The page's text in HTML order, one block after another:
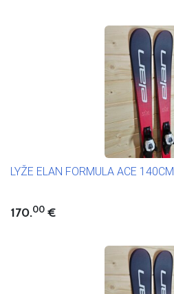
LYŽE ELAN FORMULA ACE 140CM
170.00 €